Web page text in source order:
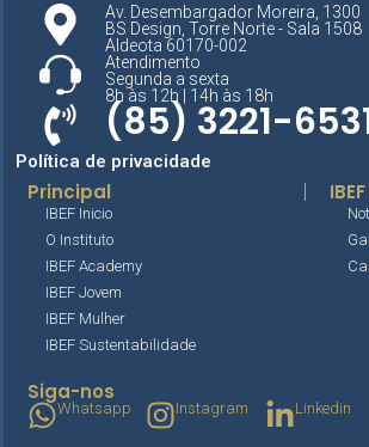
Av. Desembargador Moreira, 1300
BS Design, Torre Norte - Sala 1508
Aldeota 60170-002
Atendimento
Segunda a sexta
8h às 12h | 14h às 18h
(85) 3221-
Política de privacidade
Principal
IBEF Inicio
O Instituto
IBEF Academy
IBEF Jovem
IBEF Mulher
IBEF Sustentabilidade
Siga-nos
Whatsapp Instagram Linkedin